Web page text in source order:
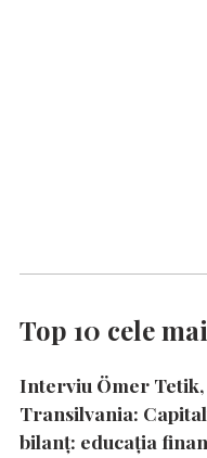
Top 10 cele
Interviu Ömer
Transilvania:
bilanț: educația